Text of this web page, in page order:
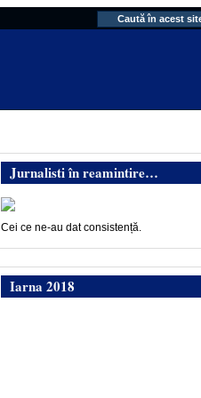
Jurnalisti în reamintire…
Cei ce ne-au dat consistență.
Iarna 2018